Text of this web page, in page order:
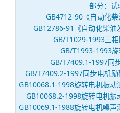
部分：试
GB4712-90《自动化柴
GB12786-91《自动化柴油
GB/T1029-1993三
GB/T1993-1993
GB/T7409.1-1997同
GB/T7409.2-1997同步电机
GB10068.1-1998旋转电机振
GB10068.2-1998旋转电机
GB10069.1-1988旋转电机噪